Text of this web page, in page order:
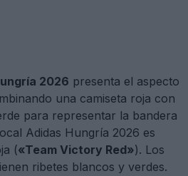
2026 presenta el aspecto
una camiseta roja con
para representar la bandera
Adidas Hungría 2026 es
(«Team Victory Red»). Los
ribetes blancos y verdes.